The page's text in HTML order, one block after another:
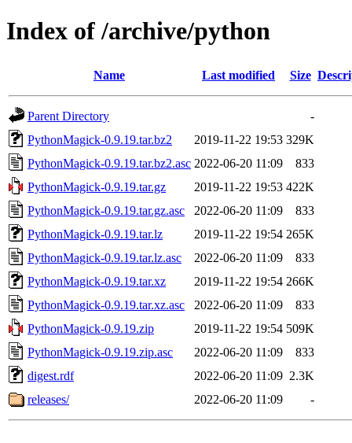
Index of /archive/python
Name Last modified Size
Parent Directory
-
PythonMagick-0.9.19.tar.bz2
2019-11-22 19:53 329K
PythonMagick-0.9.19.tar.bz2.asc 2022-06-20 11:09
833
PythonMagick-0.9.19.tar.gz
2019-11-22 19:53 422K
PythonMagick-0.9.19.tar.gz.asc
2022-06-20 11:09
833
PythonMagick-0.9.19.tar.lz
2019-11-22 19:54 265K
PythonMagick-0.9.19.tar.lz.asc
2022-06-20 11:09
833
PythonMagick-0.9.19.tar.xz
2019-11-22 19:54 266K
PythonMagick-0.9.19.tar.xz.asc
2022-06-20 11:09
833
PythonMagick-0.9.19.zip
2019-11-22 19:54 509K
PythonMagick-0.9.19.zip.asc
2022-06-20 11:09
833
digest.rdf
2022-06-20 11:09 2.3K
releases/
2022-06-20 11:09 -